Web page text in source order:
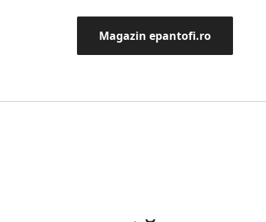
Magazin epantofi.ro